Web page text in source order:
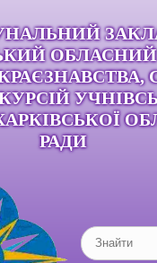
РАДИ